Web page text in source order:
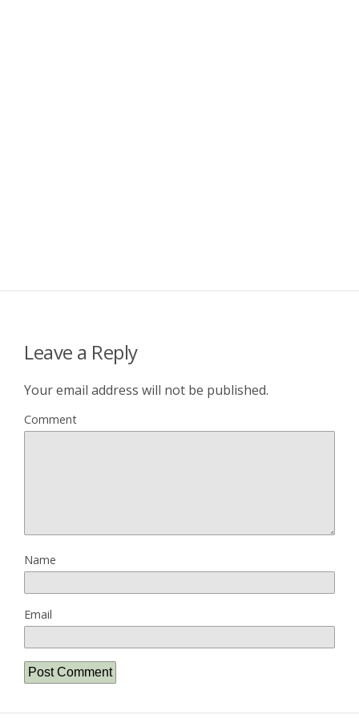
Leave a Reply
Your email address will not be published.
Comment
Name
Email